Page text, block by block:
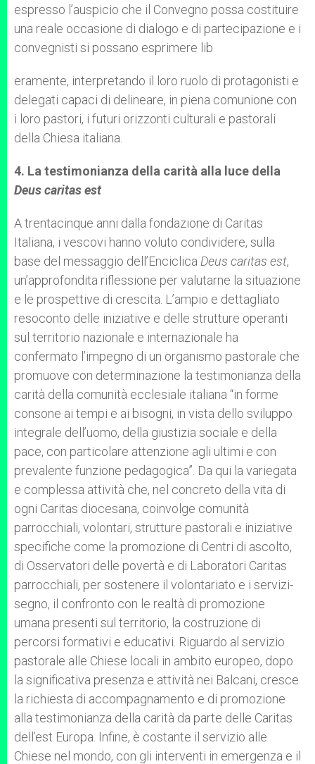
espresso l’auspicio che il Convegno possa costituire
una reale occasione di dialogo e di partecipazione e i
convegnisti si possano esprimere lib
eramente, interpretando il loro ruolo di protagonisti e
delegati capaci di delineare, in piena comunione con
i loro pastori, i futuri orizzonti culturali e pastorali
della Chiesa italiana.
4. La testimonianza della carità alla luce della
Deus caritas est
A trentacinque anni dalla fondazione di Caritas
Italiana, i vescovi hanno voluto condividere, sulla
base del messaggio dell’Enciclica Deus caritas est,
un’approfondita riflessione per valutarne la situazione
e le prospettive di crescita. L’ampio e dettagliato
resoconto delle iniziative e delle strutture operanti
sul territorio nazionale e internazionale ha
confermato l’impegno di un organismo pastorale che
promuove con determinazione la testimonianza della
carità della comunità ecclesiale italiana “in forme
consone ai tempi e ai bisogni, in vista dello sviluppo
integrale dell’uomo, della giustizia sociale e della
pace, con particolare attenzione agli ultimi e con
prevalente funzione pedagogica”. Da qui la variegata
e complessa attività che, nel concreto della vita di
ogni Caritas diocesana, coinvolge comunità
parrocchiali, volontari, strutture pastorali e iniziative
specifiche come la promozione di Centri di ascolto,
di Osservatori delle povertà e di Laboratori Caritas
parrocchiali, per sostenere il volontariato e i servizi-
segno, il confronto con le realtà di promozione
umana presenti sul territorio, la costruzione di
percorsi formativi e educativi. Riguardo al servizio
pastorale alle Chiese locali in ambito europeo, dopo
la significativa presenza e attività nei Balcani, cresce
la richiesta di accompagnamento e di promozione
alla testimonianza della carità da parte delle Caritas
dell’est Europa. Infine, è costante il servizio alle
Chiese nel mondo, con gli interventi in emergenza e il